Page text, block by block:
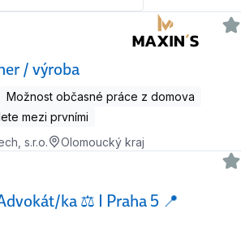
/ výroba
Možnost občasné práce z domova
mezi prvními
s.r.o.
Olomoucký kraj
ka ⚖️ I Praha 5 📍